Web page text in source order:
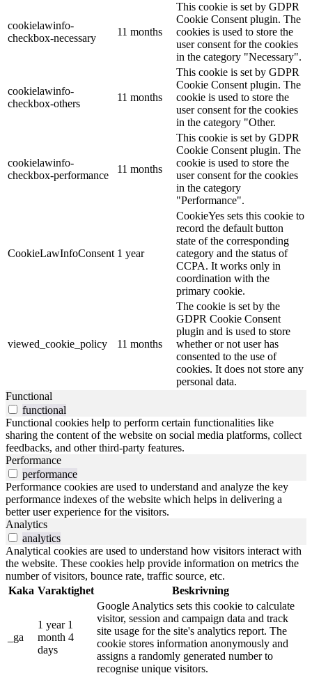
cookielawinfo-
checkbox-necessary
11 months
This cookie is set by GDPR
Cookie Consent plugin. The
cookies is used to store the
user consent for the cookies
in the category "Necessary".
cookielawinfo-
checkbox-others
11 months
This cookie is set by GDPR
Cookie Consent plugin. The
cookie is used to store the
user consent for the cookies
in the category "Other.
cookielawinfo-
checkbox-performance
11 months
This cookie is set by GDPR
Cookie Consent plugin. The
cookie is used to store the
user consent for the cookies
in the category
"Performance".
CookieLawInfoConsent 1 year
CookieYes sets this cookie to
record the default button
state of the corresponding
category and the status of
CCPA. It works only in
coordination with the
primary cookie.
viewed_cookie_policy 11 months
The cookie is set by the
GDPR Cookie Consent
plugin and is used to store
whether or not user has
consented to the use of
cookies. It does not store any
personal data.
Functional
functional
Functional cookies help to perform certain functionalities like
sharing the content of the website on social media platforms, collect
feedbacks, and other third-party features.
Performance
performance
Performance cookies are used to understand and analyze the key
performance indexes of the website which helps in delivering a
better user experience for the visitors.
Analytics
analytics
Analytical cookies are used to understand how visitors interact with
the website. These cookies help provide information on metrics the
number of visitors, bounce rate, traffic source, etc.
Kaka Varaktighet Beskrivning
_ga
1 year 1
month 4
days
Google Analytics sets this cookie to calculate
visitor, session and campaign data and track
site usage for the site's analytics report. The
cookie stores information anonymously and
assigns a randomly generated number to
recognise unique visitors.